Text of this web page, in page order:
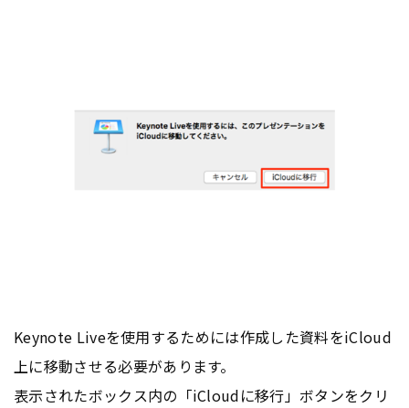
Keynote Liveを使用するためには作成した資料をiCloud
上に移動させる必要があります。
表示されたボックス内の「iCloudに移行」ボタンをクリ